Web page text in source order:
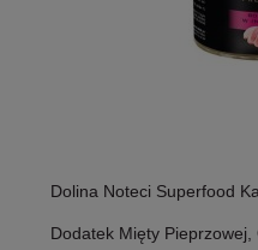
Dolina Noteci Superfood
Dodatek Mięty Pieprzowej,